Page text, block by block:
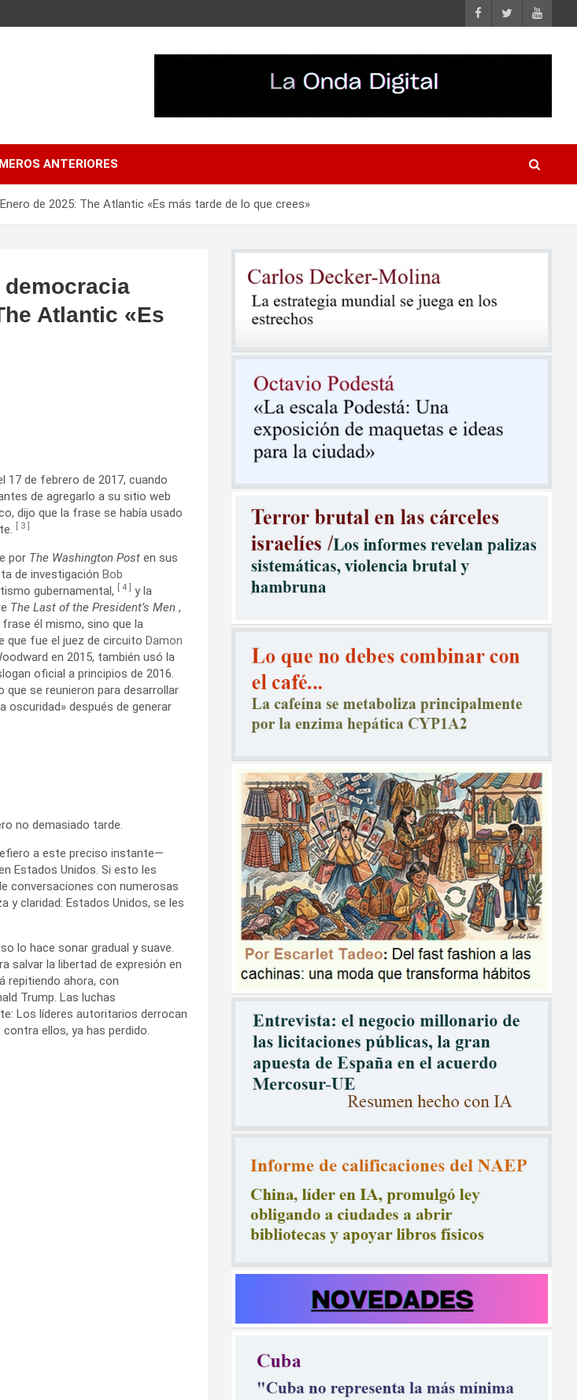
ANTERIORES
de 2025: The Atlantic «Es más tarde de lo que crees»
democracia
Atlantic «Es
17 de febrero de 2017, cuando
de agregarlo a su sitio web
dijo que la frase se había usado
[ 3 ]
por The Washington Post en sus
de investigación Bob
gubernamental, [ 4 ] y la
The Last of the President’s Men ,
frase él mismo, sino que la
que fue el juez de circuito Damon
en 2015, también usó la
oficial a principios de 2016.
que se reunieron para desarrollar
oscuridad» después de generar
no demasiado tarde.
a este preciso instante—
Estados Unidos. Si esto les
conversaciones con numerosas
y ​​claridad: Estados Unidos, se les
lo hace sonar gradual y suave.
salvar la libertad de expresión en
repitiendo ahora, con
Trump. Las luchas
Los líderes autoritarios derrocan
ellos, ya has perdido.